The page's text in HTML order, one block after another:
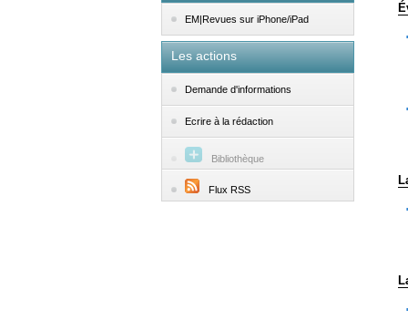
EM|Revues sur iPhone/iPad
Les actions
Demande d'informations
Ecrire à la rédaction
Bibliothèque
Flux RSS